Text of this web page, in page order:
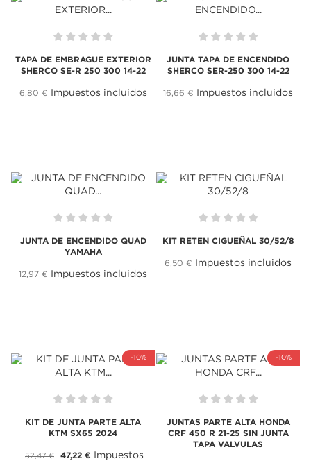
TAPA DE EMBRAGUE EXTERIOR
SHERCO SE-R 250 300 14-22
6,80 € Impuestos incluidos
JUNTA TAPA DE ENCENDIDO
SHERCO SER-250 300 14-22
16,66 € Impuestos incluidos
JUNTA DE ENCENDIDO QUAD
YAMAHA
12,97 € Impuestos incluidos
KIT RETEN CIGUEÑAL 30/52/8
6,50 € Impuestos incluidos
-10%
KIT DE JUNTA PARTE ALTA
KTM SX65 2024
52,47 € 47,22 €
Impuestos
-10%
JUNTAS PARTE ALTA HONDA
CRF 450 R 21-25 SIN JUNTA
TAPA VALVULAS